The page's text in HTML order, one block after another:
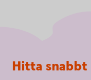
Sidfot
Hitta snabbt